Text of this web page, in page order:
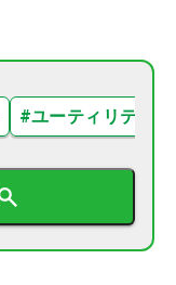
#ユーティリティ